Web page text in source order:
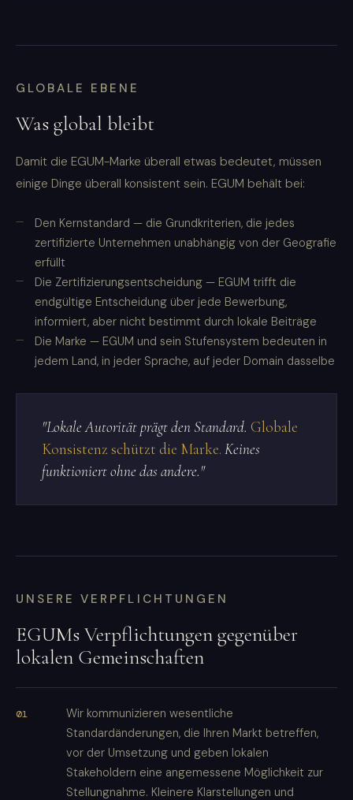
GLOBALE EBENE
Was global bleibt
Damit die EGUM-Marke überall etwas bedeutet, müssen
einige Dinge überall konsistent sein. EGUM behält bei:
Den Kernstandard — die Grundkriterien, die jedes
zertifizierte Unternehmen unabhängig von der Geografie
erfüllt
Die Zertifizierungsentscheidung — EGUM trifft die
endgültige Entscheidung über jede Bewerbung,
informiert, aber nicht bestimmt durch lokale Beiträge
Die Marke — EGUM und sein Stufensystem bedeuten in
jedem Land, in jeder Sprache, auf jeder Domain dasselbe
"Lokale Autorität prägt den Standard. Globale
Konsistenz schützt die Marke. Keines
funktioniert ohne das andere."
UNSERE VERPFLICHTUNGEN
EGUMs Verpflichtungen gegenüber
lokalen Gemeinschaften
Wir kommunizieren wesentliche
Standardänderungen, die Ihren Markt betreffen,
vor der Umsetzung und geben lokalen
Stakeholdern eine angemessene Möglichkeit zur
Stellungnahme. Kleinere Klarstellungen und